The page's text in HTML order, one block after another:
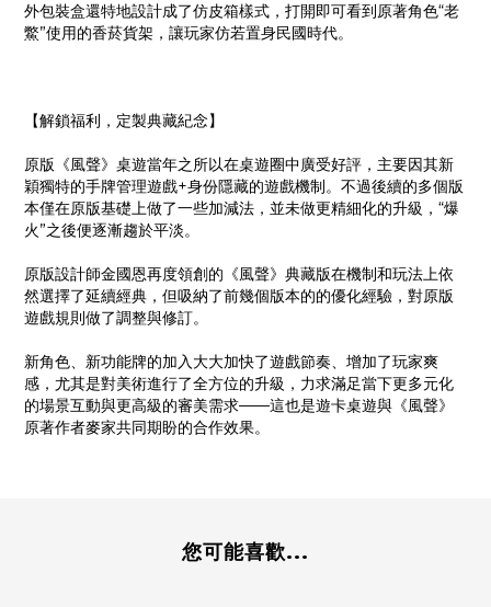
外包裝盒還特地設計成了仿皮箱樣式，打開即可看到原著角色“老
鱉”使用的香菸貨架，讓玩家仿若置身民國時代。
【解鎖福利，定製典藏紀念】
原版《風聲》桌遊當年之所以在桌遊圈中廣受好評，主要因其新
穎獨特的手牌管理遊戲+身份隱藏的遊戲機制。不過後續的多個版
本僅在原版基礎上做了一些加減法，並未做更精細化的升級，“爆
火”之後便逐漸趨於平淡。
原版設計師金國恩再度領創的《風聲》典藏版在機制和玩法上依
然選擇了延續經典，但吸納了前幾個版本的的優化經驗，對原版
遊戲規則做了調整與修訂。
新角色、新功能牌的加入大大加快了遊戲節奏、增加了玩家爽
感，尤其是對美術進行了全方位的升級，力求滿足當下更多元化
的場景互動與更高級的審美需求——這也是遊卡桌遊與《風聲》
原著作者麥家共同期盼的合作效果。
您可能喜歡...